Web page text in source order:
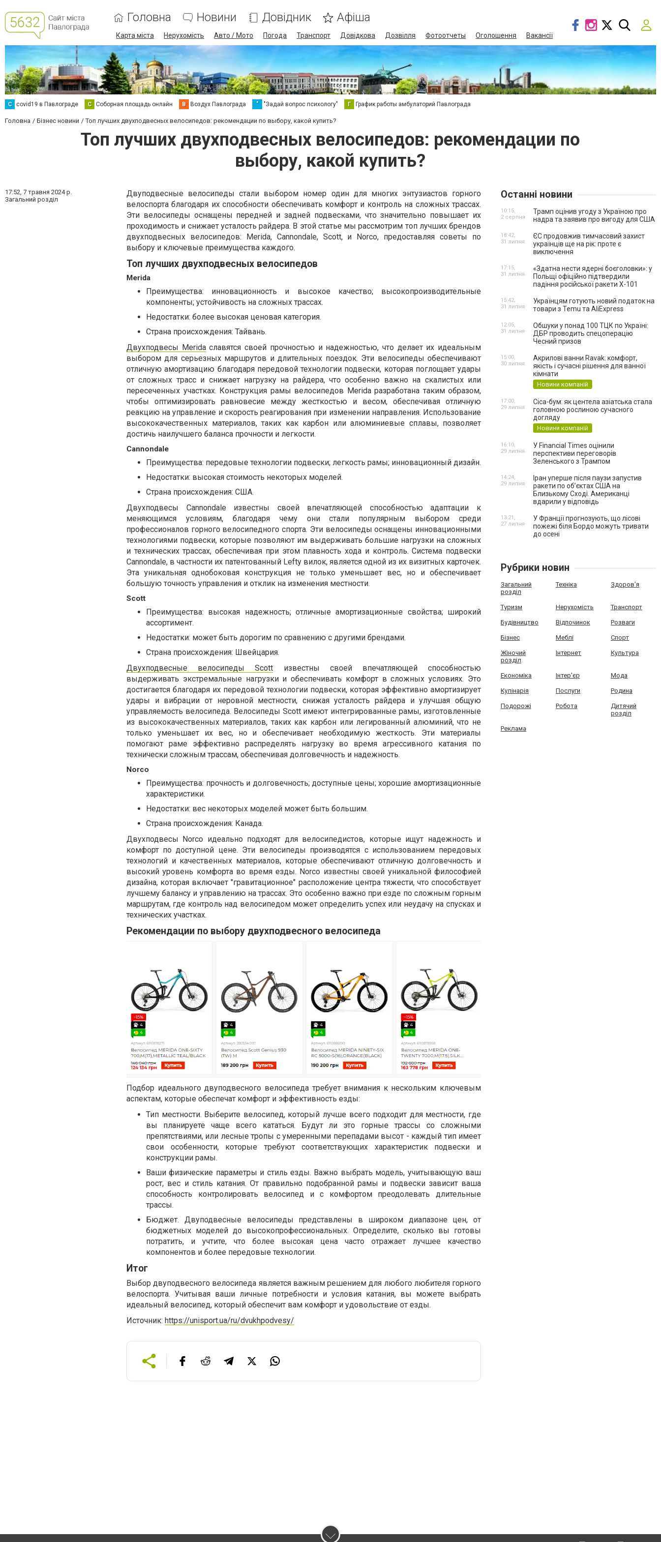
Головна Новини Довідник Афіша
Карта міста Нерухомість Авто / Мото Погода Транспорт Довідкова Дозвілля Фотоотчеты Оголошення Вакансії
C covid19 в Павлограде С Соборная площадь онлайн В Воздух Павлограда " "Задай вопрос психологу" Г График работы амбулаторий Павлограда
Головна Бізнес новини Топ лучших двухподвесных велосипедов: рекомендации по выбору, какой купить?
Топ лучших двухподвесных велосипедов: рекомендации по
выбору, какой купить?
17:52, 7 травня 2024 р.
Загальний розділ
Двуподвесные велосипеды стали выбором номер один для многих энтузиастов горного
велоспорта благодаря их способности обеспечивать комфорт и контроль на сложных трассах.
Эти велосипеды оснащены передней и задней подвесками, что значительно повышает их
проходимость и снижает усталость райдера. В этой статье мы рассмотрим топ лучших брендов
двухподвесных велосипедов: Merida, Cannondale, Scott, и Norco, предоставляя советы по
выбору и ключевые преимущества каждого.
Топ лучших двухподвесных велосипедов
Merida
Преимущества: инновационность и высокое качество; высокопроизводительные
компоненты; устойчивость на сложных трассах.
Недостатки: более высокая ценовая категория.
Страна происхождения: Тайвань.
Двухподвесы Meridaславятся своей прочностью и надежностью, что делает их идеальным
выбором для серьезных маршрутов и длительных поездок. Эти велосипеды обеспечивают
отличную амортизацию благодаря передовой технологии подвески, которая поглощает удары
от сложных трасс и снижает нагрузку на райдера, что особенно важно на скалистых или
пересеченных участках. Конструкция рамы велосипедов Merida разработана таким образом,
чтобы оптимизировать равновесие между жесткостью и весом, обеспечивая отличную
реакцию на управление и скорость реагирования при изменении направления. Использование
высококачественных материалов, таких как карбон или алюминиевые сплавы, позволяет
достичь наилучшего баланса прочности и легкости.
Cannondale
Преимущества: передовые технологии подвески; легкость рамы; инновационный дизайн.
Недостатки: высокая стоимость некоторых моделей.
Страна происхождения: США.
Двухподвесы Cannondale известны своей впечатляющей способностью адаптации к
меняющимся условиям, благодаря чему они стали популярным выбором среди
профессионалов горного велосипедного спорта. Эти велосипеды оснащены инновационными
технологиями подвески, которые позволяют им выдерживать большие нагрузки на сложных
и технических трассах, обеспечивая при этом плавность хода и контроль. Система подвески
Cannondale, в частности их патентованный Lefty вилок, является одной из их визитных карточек.
Эта уникальная однобоковая конструкция не только уменьшает вес, но и обеспечивает
большую точность управления и отклик на изменения местности.
Scott
Преимущества: высокая надежность; отличные амортизационные свойства; широкий
ассортимент.
Недостатки: может быть дорогим по сравнению с другими брендами.
Страна происхождения: Швейцария.
Двухподвесные велосипеды Scott известны своей впечатляющей способностью
выдерживать экстремальные нагрузки и обеспечивать комфорт в сложных условиях. Это
достигается благодаря их передовой технологии подвески, которая эффективно амортизирует
удары и вибрации от неровной местности, снижая усталость райдера и улучшая общую
управляемость велосипеда. Велосипеды Scott имеют интегрированные рамы, изготовленные
из высококачественных материалов, таких как карбон или легированный алюминий, что не
только уменьшает их вес, но и обеспечивает необходимую жесткость. Эти материалы
помогают раме эффективно распределять нагрузку во время агрессивного катания по
технически сложным трассам, обеспечивая долговечность и надежность.
Norco
Преимущества: прочность и долговечность; доступные цены; хорошие амортизационные
характеристики.
Недостатки: вес некоторых моделей может быть большим.
Страна происхождения: Канада.
Двухподвесы Norco идеально подходят для велосипедистов, которые ищут надежность и
комфорт по доступной цене. Эти велосипеды производятся с использованием передовых
технологий и качественных материалов, которые обеспечивают отличную долговечность и
высокий уровень комфорта во время езды. Norco известны своей уникальной философией
дизайна, которая включает "гравитационное" расположение центра тяжести, что способствует
лучшему балансу и управлению на трассах. Это особенно важно при езде по сложным горным
маршрутам, где контроль над велосипедом может определить успех или неудачу на спусках и
технических участках.
Рекомендации по выбору двухподвесного велосипеда
Подбор идеального двуподвесного велосипеда требует внимания к нескольким ключевым
аспектам, которые обеспечат комфорт и эффективность езды:
Тип местности. Выберите велосипед, который лучше всего подходит для местности, где
вы планируете чаще всего кататься. Будут ли это горные трассы со сложными
препятствиями, или лесные тропы с умеренными перепадами высот - каждый тип имеет
свои особенности, которые требуют соответствующих характеристик подвески и
конструкции рамы.
Ваши физические параметры и стиль езды. Важно выбрать модель, учитывающую ваш
рост, вес и стиль катания. От правильно подобранной рамы и подвески зависит ваша
способность контролировать велосипед и с комфортом преодолевать длительные
трассы.
Бюджет. Двуподвесные велосипеды представлены в широком диапазоне цен, от
бюджетных моделей до высокопрофессиональных. Определите, сколько вы готовы
потратить, и учтите, что более высокая цена часто отражает лучшее качество
компонентов и более передовые технологии.
Итог
Выбор двуподвесного велосипеда является важным решением для любого любителя горного
велоспорта. Учитывая ваши личные потребности и условия катания, вы можете выбрать
идеальный велосипед, который обеспечит вам комфорт и удовольствие от езды.
Источник: https://unisport.ua/ru/dvukhpodvesy/
Останні новини
Трамп оцінив угоду з Україною про
надра та заявив про вигоду для США
10:15,
2 серпня
ЄС продовжив тимчасовий захист
українців ще на рік: проте є
виключення
18:42,
31 липня
«Здатна нести ядерні боєголовки»: у
Польщі офіційно підтвердили
падіння російської ракети Х-101
17:15,
31 липня
Українцям готують новий податок на
товари з Temu та AliExpress
15:42,
31 липня
Обшуки у понад 100 ТЦК по Україні:
ДБР проводить спецоперацію
Чесний призов
12:05,
31 липня
Акрилові ванни Ravak: комфорт,
якість і сучасні рішення для ванної
кімнати
Новини компаній
15:00,
30 липня
Cica-бум: як центела азіатська стала
головною рослиною сучасного
догляду
Новини компаній
17:00,
29 липня
У Financial Times оцінили
перспективи переговорів
Зеленського з Трампом
16:10,
29 липня
Іран уперше після паузи запустив
ракети по обʼєктах США на
Близькому Сході. Американці
вдарили у відповідь
14:24,
29 липня
У Франції прогнозують, що лісові
пожежі біля Бордо можуть тривати
до осені
13:21,
27 липня
Рубрики новин
Загальний
розділ
Техніка Здоров'я
Туризм Нерухомість Транспорт
Будівництво Відпочинок Розваги
Бізнес Меблі Спорт
Жіночий
розділ
Інтернет Культура
Економіка Інтер'єр Мода
Кулінарія Послуги Родина
Подорожі Робота
Дитячий
розділ
Реклама